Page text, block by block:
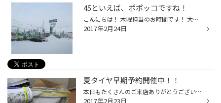
45といえば、ポポッコですね！
こんにちは！ 木曜担当のお時間です！ 大雪通り店のオースティン・マホーンこと、 きむら降臨！ どうしました？ 昨日の夜から、降りすぎですね！ 雪！！ まだ雪かきができるんだ、雪かきをしてもいいんだ、と 体が一番驚いております。 セール・クーポン情報でも掲載されている通り 大絶賛開催中！ ...
2017年2月24日
夏タイヤ早期予約開催中！！
本日もたくさんのご来店ありがとうございました！ ただいま夏タイヤの早期予約を開催しております！ 今シーズン夏タイヤのご購入予定ある方 是非ご来店ください！ 4本ご成約のお客様にトイレットペーパー３個 カップラーメン積み上げた分だけプレゼントしています！ 期間は２月１８～２８日までとな...
2017年2月23日